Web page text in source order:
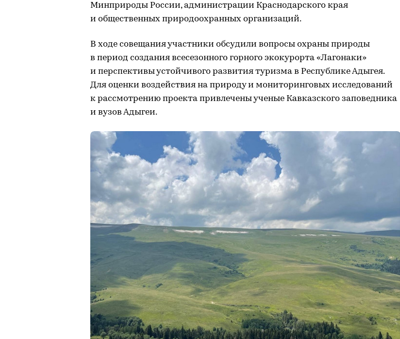
Минприроды России, администрации Краснодарского края
и общественных природоохранных организаций.
В ходе совещания участники обсудили вопросы охраны природы
в период создания всесезонного горного экокурорта «Лагонаки»
и перспективы устойчивого развития туризма в Республике Адыгея.
Для оценки воздействия на природу и мониторинговых исследований
к рассмотрению проекта привлечены ученые Кавказского заповедника
и вузов Адыгеи.